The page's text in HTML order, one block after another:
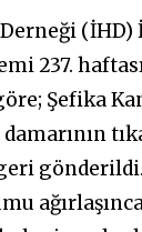
237.
Şefika
gönderildi.